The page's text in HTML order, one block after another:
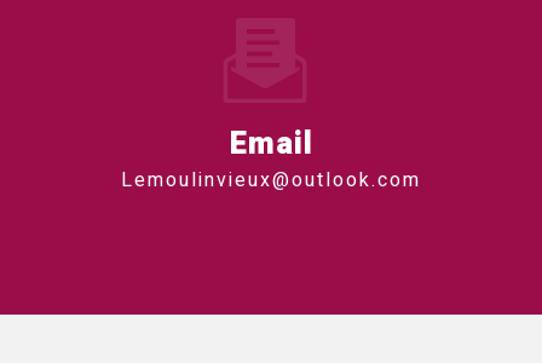
Email
lemoulinvieux@outlook.com